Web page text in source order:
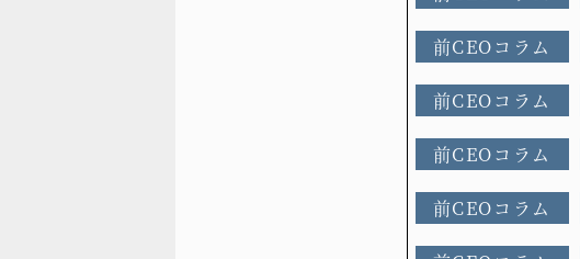
前CEOコラム
前CEOコラム
前CEOコラム
前CEOコラム